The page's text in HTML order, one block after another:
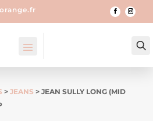
> JEANS > JEAN SULLY LONG (MID